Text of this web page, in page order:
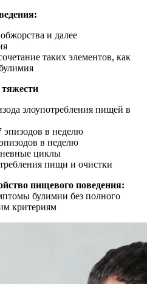
и далее
таких элементов, как
злоупотребления пищей в
эпизодов в неделю
в неделю
циклы
пищи и очистки
пищевого поведения:
булимии без полного
критериям